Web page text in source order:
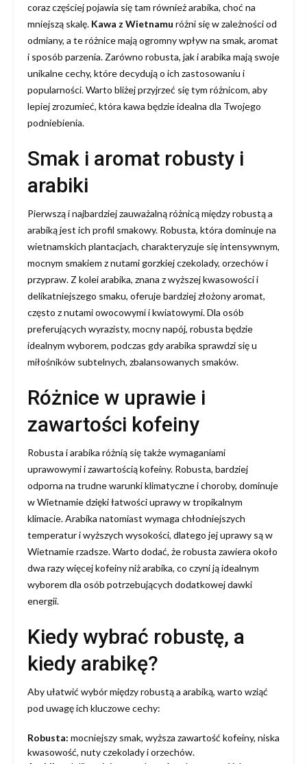
coraz częściej pojawia się tam również arabika, choć na
mniejszą skalę. Kawa z Wietnamu różni się w zależności od
odmiany, a te różnice mają ogromny wpływ na smak, aromat
i sposób parzenia. Zarówno robusta, jak i arabika mają swoje
unikalne cechy, które decydują o ich zastosowaniu i
popularności. Warto bliżej przyjrzeć się tym różnicom, aby
lepiej zrozumieć, która kawa będzie idealna dla Twojego
podniebienia.
Smak i aromat robusty i
arabiki
Pierwszą i najbardziej zauważalną różnicą między robustą a
arabiką jest ich profil smakowy. Robusta, która dominuje na
wietnamskich plantacjach, charakteryzuje się intensywnym,
mocnym smakiem z nutami gorzkiej czekolady, orzechów i
przypraw. Z kolei arabika, znana z wyższej kwasowości i
delikatniejszego smaku, oferuje bardziej złożony aromat,
często z nutami owocowymi i kwiatowymi. Dla osób
preferujących wyrazisty, mocny napój, robusta będzie
idealnym wyborem, podczas gdy arabika sprawdzi się u
miłośników subtelnych, zbalansowanych smaków.
Różnice w uprawie i
zawartości kofeiny
Robusta i arabika różnią się także wymaganiami
uprawowymi i zawartością kofeiny. Robusta, bardziej
odporna na trudne warunki klimatyczne i choroby, dominuje
w Wietnamie dzięki łatwości uprawy w tropikalnym
klimacie. Arabika natomiast wymaga chłodniejszych
temperatur i wyższych wysokości, dlatego jej uprawy są w
Wietnamie rzadsze. Warto dodać, że robusta zawiera około
dwa razy więcej kofeiny niż arabika, co czyni ją idealnym
wyborem dla osób potrzebujących dodatkowej dawki
energii.
Kiedy wybrać robustę, a
kiedy arabikę?
Aby ułatwić wybór między robustą a arabiką, warto wziąć
pod uwagę ich kluczowe cechy:
Robusta: mocniejszy smak, wyższa zawartość kofeiny, niska
kwasowość, nuty czekolady i orzechów.